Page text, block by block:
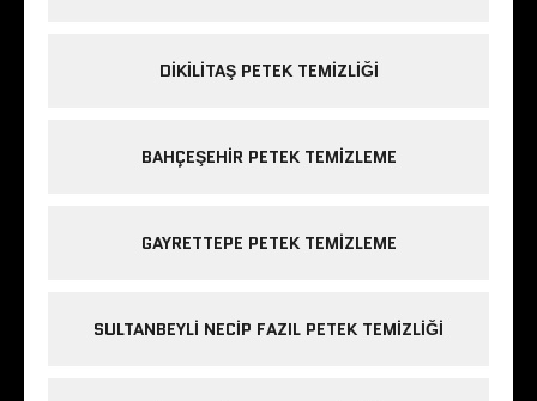
DIKILITAŞ PETEK TEMIZLIĞI
BAHÇEŞEHIR PETEK TEMIZLEME
GAYRETTEPE PETEK TEMIZLEME
SULTANBEYLI NECIP FAZIL PETEK TEMIZLIĞI